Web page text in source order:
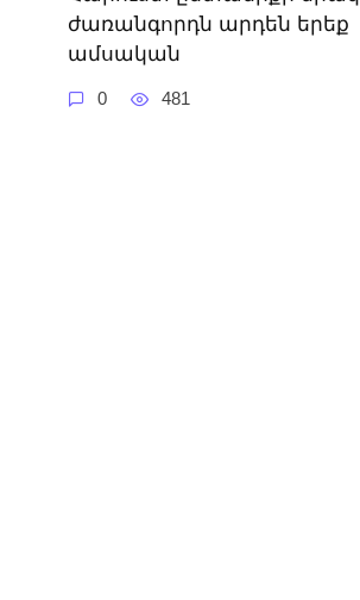
ժառանգորդն արդեն երեք
ամսական
0 481